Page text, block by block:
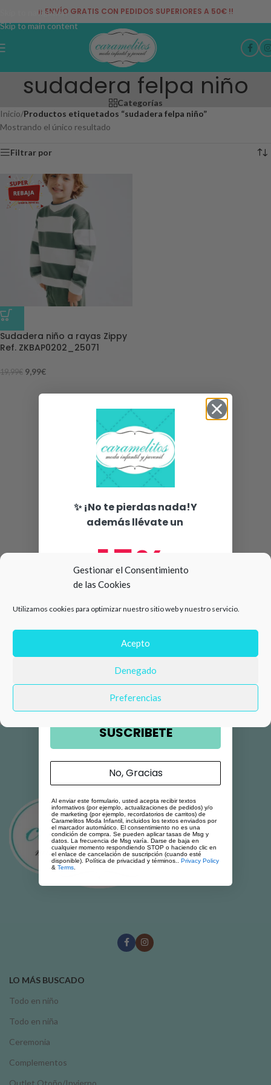
Gestionar el Consentimiento
de las Cookies
Utilizamos cookies para optimizar nuestro sitio web y nuestro servicio.
Acepto
Denegado
Preferencias
Skip to navigation
Skip to main content
¡¡ ENVÍO GRATIS CON PEDIDOS SUPERIORES A 50€ !!
sudadera felpa niño
Categorías
Inicio/Productos etiquetados “sudadera felpa niño”
Mostrando el único resultado
Filtrar por
-50%
Sudadera niño a rayas Zippy
Ref. ZKBAP0202_25071
19,99€ 9,99€
LO MÁS BUSCADO
Todo en niño
Todo en niña
Ceremonia
Complementos
Outlet Otoño/Invierno
✨ ¡No te pierdas nada!Y
además llévate un
15%
compra 🛍️
Número de teléfono
Email
SUSCRIBETE
No, Gracias
Al enviar este formulario, usted acepta recibir textos
informativos (por ejemplo, actualizaciones de pedidos) y/o
de marketing (por ejemplo, recordatorios de carritos) de
Caramelitos Moda Infantil, incluidos los textos enviados por
el marcador automático. El consentimiento no es una
condición de compra. Se pueden aplicar tasas de Msg y
datos. La frecuencia de Msg varía. Darse de baja en
cualquier momento respondiendo STOP o haciendo clic en
el enlace de cancelación de suscripción (cuando esté
disponible). Política de privacidad y términos.. Privacy Policy
& Terms